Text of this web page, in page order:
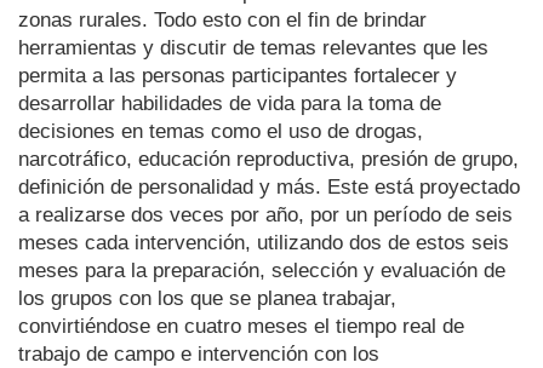
zonas rurales. Todo esto con el fin de brindar
herramientas y discutir de temas relevantes que les
permita a las personas participantes fortalecer y
desarrollar habilidades de vida para la toma de
decisiones en temas como el uso de drogas,
narcotráfico, educación reproductiva, presión de grupo,
definición de personalidad y más. Este está proyectado
a realizarse dos veces por año, por un período de seis
meses cada intervención, utilizando dos de estos seis
meses para la preparación, selección y evaluación de
los grupos con los que se planea trabajar,
convirtiéndose en cuatro meses el tiempo real de
trabajo de campo e intervención con los